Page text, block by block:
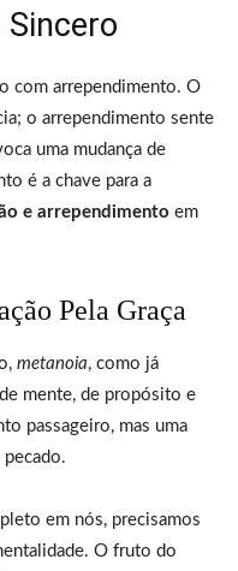
com arrependimento. O
o arrependimento sente
uma mudança de
é a chave para a
e arrependimento em
Pela Graça
metanoia, como já
mente, de propósito e
passageiro, mas uma
em nós, precisamos
O fruto do